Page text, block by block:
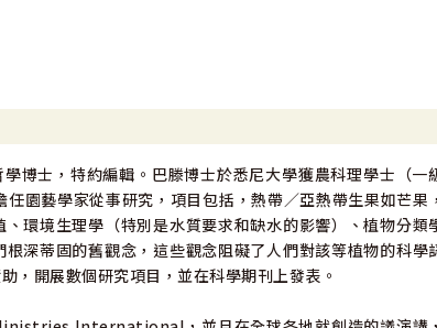
博士，特約編輯。巴滕博士於悉尼大學獲農科理學士（一
園藝學家從事研究，項目包括，熱帶／亞熱帶生果如芒果
環境生理學（特別是水質要求和缺水的影響）、植物分類
深蒂固的舊觀念，這些觀念阻礙了人們對該等植物的科學
，開展數個研究項目，並在科學期刊上發表。